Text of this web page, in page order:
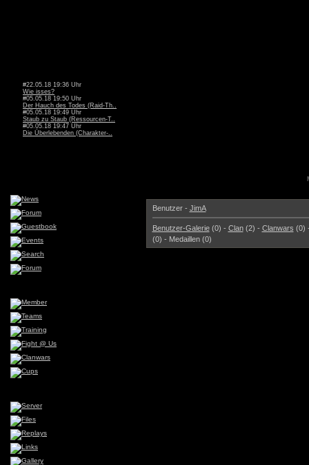
#22.05.18 19:36 Uhr
Wie isses?
#05.05.18 19:50 Uhr
Der Hauch des Todes (Raid-Th..
#05.05.18 19:49 Uhr
Staub zu Staub (Ressourcen-T..
#05.05.18 19:47 Uhr
Die Überlebenden (Charakter-..
Benutzer - JimA
Benutzer-Galerie(0) - Clan(2) - Clanwars (0)
(0) - Medaillen (0)